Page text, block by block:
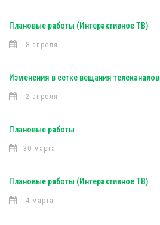
Плановые работы (Интерактивное ТВ)
8 апреля
Изменения в сетке вещания телеканалов
2 апреля
Плановые работы
30 марта
Плановые работы (Интерактивное ТВ)
4 марта